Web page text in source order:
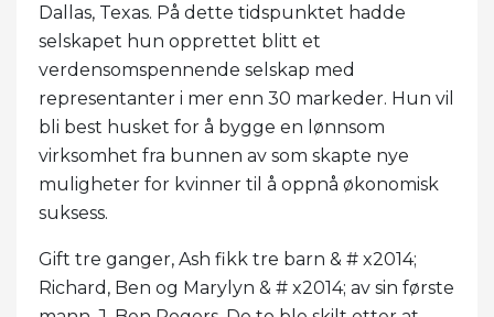
Dallas, Texas. På dette tidspunktet hadde
selskapet hun opprettet blitt et
verdensomspennende selskap med
representanter i mer enn 30 markeder. Hun vil
bli best husket for å bygge en lønnsom
virksomhet fra bunnen av som skapte nye
muligheter for kvinner til å oppnå økonomisk
suksess.
Gift tre ganger, Ash fikk tre barn & # x2014;
Richard, Ben og Marylyn & # x2014; av sin første